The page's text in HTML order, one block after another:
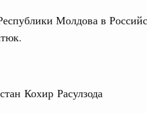
Молдова в
Кохир Расулзода
рынке
в